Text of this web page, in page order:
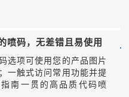
喷码，无差错且易使用
选项可使用您的产品图片
一触式访问常用功能并提
南一贯的高品质代码喷